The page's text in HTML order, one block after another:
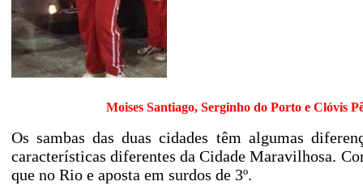
Moises Santiago, Serginho do Porto e Clóvis
Os sambas das duas cidades têm algumas
características diferentes da Cidade Maravilhosa.
que no Rio e aposta em surdos de 3º.